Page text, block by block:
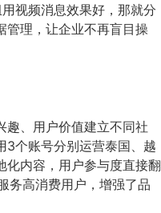
视频消息效果好，那就分
管理，让企业不再盲目操
趣、用户价值建立不同社
3个账号分别运营泰国、越
化内容，用户参与度直接翻
务高消费用户，增强了品